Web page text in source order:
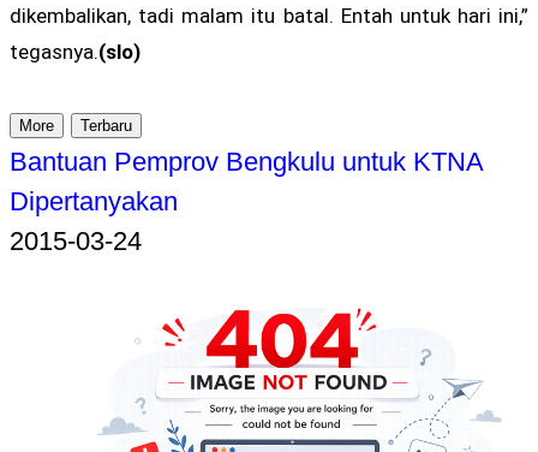
dikembalikan, tadi malam itu batal. Entah untuk hari ini,”
tegasnya.(slo)
More Terbaru
Bantuan Pemprov Bengkulu untuk KTNA
Dipertanyakan
2015-03-24